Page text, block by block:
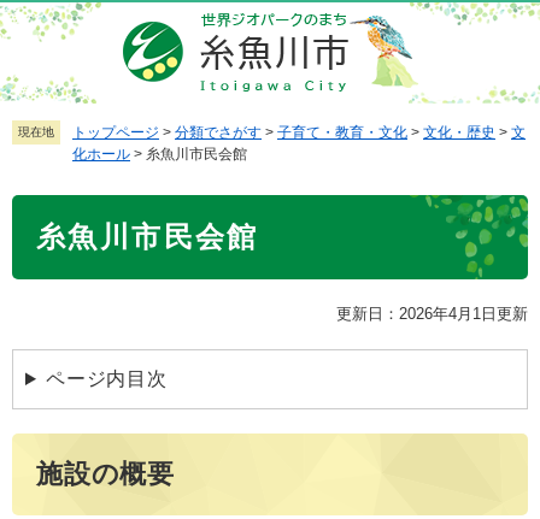
ペ
ー
ジ
の
先
メ
ニ
ュ
ー
を
本
現在地 トップページ > 分類でさがす > 子育て・教育・文化 > 文化・歴史 > 文
化ホール > 糸魚川市民会館
糸魚川市民会館
更新日：2026年4月1日更新
ページ内目次
施設の概要